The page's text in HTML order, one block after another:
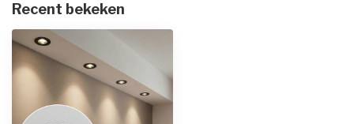
Recent bekeken